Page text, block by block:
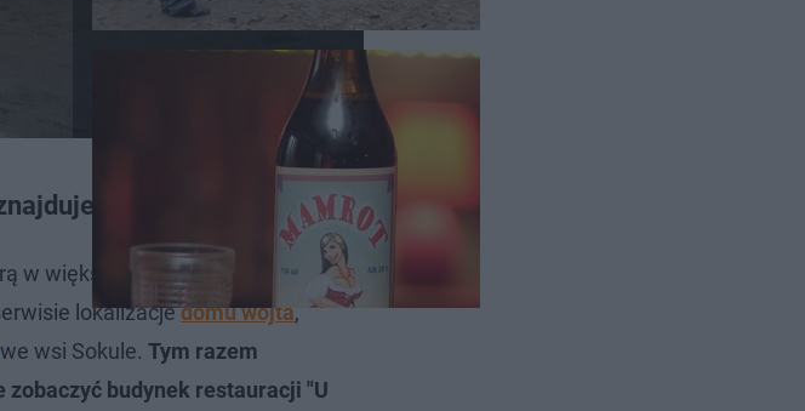
w większości "zagrała" w serii wieś
lokalizacjedomu wójta,
we wsi Sokule. Tym razem
budynek restauracji "U